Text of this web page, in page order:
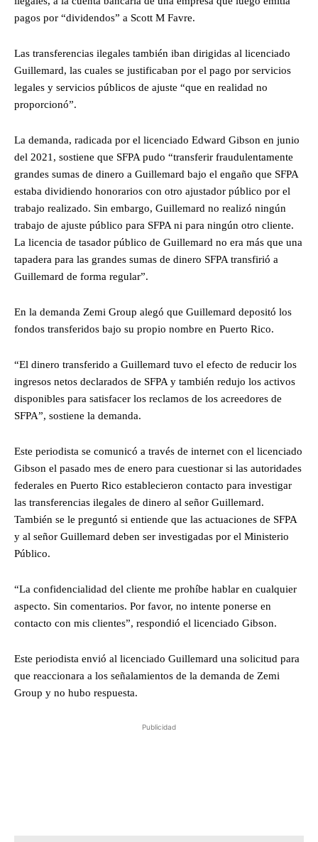
pagos por “dividendos” a Scott M Favre.
Las transferencias ilegales también iban dirigidas al licenciado
Guillemard, las cuales se justificaban por el pago por servicios
legales y servicios públicos de ajuste “que en realidad no
proporcionó”.
La demanda, radicada por el licenciado Edward Gibson en junio
del 2021, sostiene que SFPA pudo “transferir fraudulentamente
grandes sumas de dinero a Guillemard bajo el engaño que SFPA
estaba dividiendo honorarios con otro ajustador público por el
trabajo realizado. Sin embargo, Guillemard no realizó ningún
trabajo de ajuste público para SFPA ni para ningún otro cliente.
La licencia de tasador público de Guillemard no era más que una
tapadera para las grandes sumas de dinero SFPA transfirió a
Guillemard de forma regular”.
En la demanda Zemi Group alegó que Guillemard depositó los
fondos transferidos bajo su propio nombre en Puerto Rico.
“El dinero transferido a Guillemard tuvo el efecto de reducir los
ingresos netos declarados de SFPA y también redujo los activos
disponibles para satisfacer los reclamos de los acreedores de
SFPA”, sostiene la demanda.
Este periodista se comunicó a través de internet con el licenciado
Gibson el pasado mes de enero para cuestionar si las autoridades
federales en Puerto Rico establecieron contacto para investigar
las transferencias ilegales de dinero al señor Guillemard.
También se le preguntó si entiende que las actuaciones de SFPA
y al señor Guillemard deben ser investigadas por el Ministerio
Público.
“La confidencialidad del cliente me prohíbe hablar en cualquier
aspecto. Sin comentarios. Por favor, no intente ponerse en
contacto con mis clientes”, respondió el licenciado Gibson.
Este periodista envió al licenciado Guillemard una solicitud para
que reaccionara a los señalamientos de la demanda de Zemi
Group y no hubo respuesta.
Publicidad